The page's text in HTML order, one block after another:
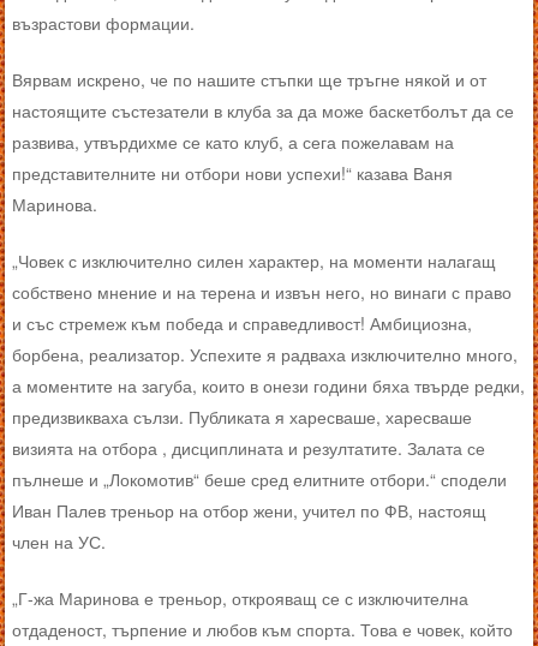
възрастови формации.
Вярвам искрено, че по нашите стъпки ще тръгне някой и от
настоящите състезатели в клуба за да може баскетболът да се
развива, утвърдихме се като клуб, а сега пожелавам на
представителните ни отбори нови успехи!“ казава Ваня
Маринова.
„Човек с изключително силен характер, на моменти налагащ
собствено мнение и на терена и извън него, но винаги с право
и със стремеж към победа и справедливост! Амбициозна,
борбена, реализатор. Успехите я радваха изключително много,
а моментите на загуба, които в онези години бяха твърде редки,
предизвикваха сълзи. Публиката я харесваше, харесваше
визията на отбора , дисциплината и резултатите. Залата се
пълнеше и „Локомотив“ беше сред елитните отбори.“ сподели
Иван Палев треньор на отбор жени, учител по ФВ, настоящ
член на УС.
„Г-жа Маринова е треньор, открояващ се с изключителна
отдаденост, търпение и любов към спорта. Това е човек, който